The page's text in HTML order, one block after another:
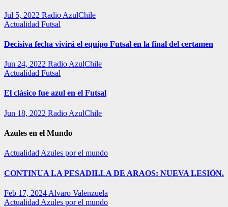
Jul 5, 2022 Radio AzulChile
Actualidad Futsal
Decisiva fecha vivirá el equipo Futsal en la final del certamen
Jun 24, 2022 Radio AzulChile
Actualidad Futsal
El clásico fue azul en el Futsal
Jun 18, 2022 Radio AzulChile
Azules en el Mundo
Actualidad Azules por el mundo
CONTINUA LA PESADILLA DE ARAOS: NUEVA LESIÓN.
Feb 17, 2024 Alvaro Valenzuela
Actualidad Azules por el mundo